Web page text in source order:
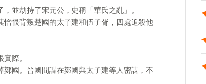
並劫持了宋元公，史稱「華氏之亂」。
恨背叛楚國的太子建和伍子胥，四處追殺他
際。
國。晉國間諜在鄭國與太子建等人密謀，不